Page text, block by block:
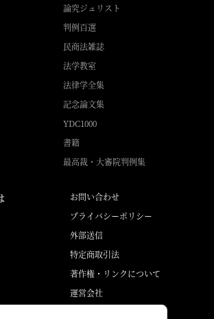
論究ジュリスト
判例百選
民商法雑誌
法学教室
法律学全集
記念論文集
YDC1000
書籍
最高裁・大審院判例集
お問い合わせ
プライバシーポリシー
外部送信
特定商取引法
著作権・リンクについて
運営会社